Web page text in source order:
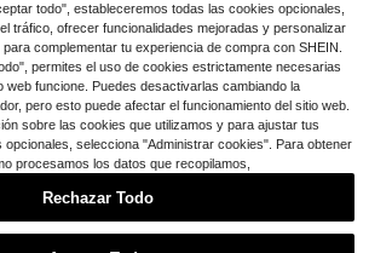
Ahorro de $14.47
Local Fluido para reparar grietas en
ntanas de coche, líquido para resta
$11.43 -56%
1
todo", estableceremos todas las cookies opcionales,
tráfico, ofrecer funcionalidades mejoradas y personalizar
complementar tu experiencia de compra con SHEIN.
permites el uso de cookies estrictamente necesarias
web funcione. Puedes desactivarlas cambiando la
pero esto puede afectar el funcionamiento del sitio web.
sobre las cookies que utilizamos y para ajustar tus
selecciona "Administrar cookies". Para obtener
procesamos los datos que recopilamos,
Rechazar Todo